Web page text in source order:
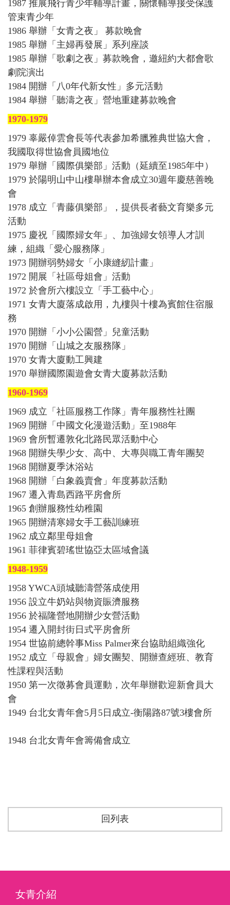
1987 推展飛行青少年輔導計畫，關懷輔導接受保護
管束青少年
1986 舉辦「女青之夜」 募款晚會
1985 舉辦「主婦再發展」系列座談
1985 舉辦「歌劇之夜」募款晚會，邀紐約大都會歌
劇院演出
1984 開辦「八0年代新女性」多元活動
1984 舉辦「聽濤之夜」營地重建募款晚會
1970-1979
1979 辜嚴倬雲會長等代表參加希臘雅典世協大會，
我國取得世協會員國地位
1979 舉辦「國際俱樂部」活動（延續至1985年中）
1979 於陽明山中山樓舉辦本會成立30週年慶慈善晚
會
1978 成立「青藤俱樂部」，提供長者藝文育樂多元
活動
1975 慶祝「國際婦女年」、加強婦女領導人才訓
練，組織「愛心服務隊」
1973 開辦弱勢婦女「小康縫紉計畫」
1972 開展「社區母姐會」活動
1972 於會所六樓設立「手工藝中心」
1971 女青大廈落成啟用，九樓與十樓為賓館住宿服
務
1970 開辦「小小公園營」兒童活動
1970 開辦「山城之友服務隊」
1970 女青大廈動工興建
1970 舉辦國際園遊會女青大廈募款活動
1960-1969
1969 成立「社區服務工作隊」青年服務性社團
1969 開辦「中國文化漫遊活動」至1988年
1969 會所暫遷敦化北路民眾活動中心
1968 開辦失學少女、高中、大專與職工青年團契
1968 開辦夏季沐浴站
1968 開辦「白象義賣會」年度募款活動
1967 遷入青島西路平房會所
1965 創辦服務性幼稚園
1965 開辦清寒婦女手工藝訓練班
1962 成立鄰里母姐會
1961 菲律賓碧瑤世協亞太區域會議
1948-1959
1958 YWCA頭城聽濤營落成使用
1956 設立牛奶站與物資賑濟服務
1956 於福隆營地開辦少女營活動
1954 遷入開封街日式平房會所
1954 世協前總幹事Miss Palmer來台協助組織強化
1952 成立「母親會」婦女團契、開辦查經班、教育
性課程與活動
1950 第一次徵募會員運動，次年舉辦歡迎新會員大
會
1949 台北女青年會5月5日成立-衡陽路87號3樓會所
1948 台北女青年會籌備會成立
回列表
女青介紹